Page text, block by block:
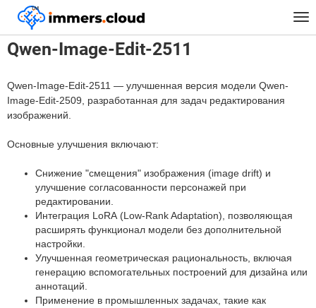
™
Главная Модели Qwen-Image-Edit-2511
Qwen-Image-Edit-2511
Qwen-Image-Edit-2511 — улучшенная версия модели Qwen-
Image-Edit-2509, разработанная для задач редактирования
изображений.
Основные улучшения включают:
Снижение "смещения" изображения (image drift) и
улучшение согласованности персонажей при
редактировании.
Интеграция LoRA (Low-Rank Adaptation), позволяющая
расширять функционал модели без дополнительной
настройки.
Улучшенная геометрическая рациональность, включая
генерацию вспомогательных построений для дизайна или
аннотаций.
Применение в промышленных задачах, такие как